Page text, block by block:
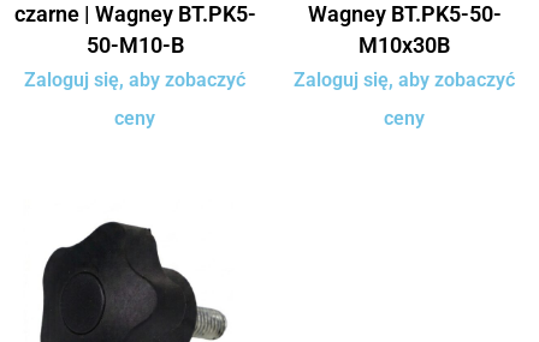
czarne | Wagney BT.PK5-
50-M10-B
Zaloguj się, aby zobaczyć
ceny
Wagney BT.PK5-50-
M10x30B
Zaloguj się, aby zobaczyć
ceny